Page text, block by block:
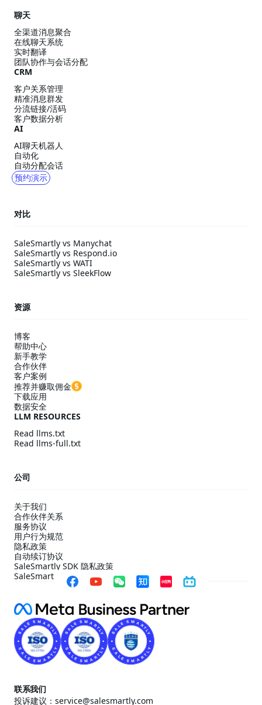
聊天
全渠道消息聚合
在线聊天系统
实时翻译
团队协作与会话分配
CRM
客户关系管理
精准消息群发
分流链接/活码
客户数据分析
AI
AI聊天机器人
自动化
自动分配会话
预约演示
对比
SaleSmartly vs Manychat
SaleSmartly vs Respond.io
SaleSmartly vs WATI
SaleSmartly vs SleekFlow
资源
博客
帮助中心
新手教学
合作伙伴
客户案例
推荐并赚取佣金
下载应用
数据安全
LLM RESOURCES
Read llms.txt
Read llms-full.txt
公司
关于我们
合作伙伴关系
服务协议
用户行为规范
隐私政策
自动续订协议
SaleSmartly SDK 隐私政策
SaleSmartly SDK 合规配置指引
联系我们
投诉建议：service@salesmartly.com